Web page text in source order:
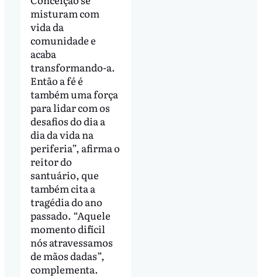
misturam com
vida da
comunidade e
acaba
transformando-a.
Então a fé é
também uma força
para lidar com os
desafios do dia a
dia da vida na
periferia”, afirma o
reitor do
santuário, que
também cita a
tragédia do ano
passado. “Aquele
momento difícil
nós atravessamos
de mãos dadas”,
complementa.